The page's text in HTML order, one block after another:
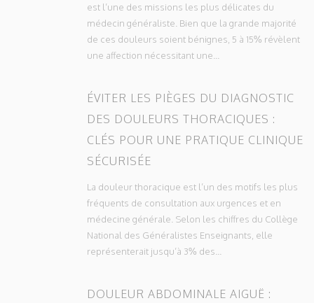
est l’une des missions les plus délicates du
médecin généraliste. Bien que la grande majorité
de ces douleurs soient bénignes, 5 à 15% révèlent
une affection nécessitant une...
ÉVITER LES PIÈGES DU DIAGNOSTIC
DES DOULEURS THORACIQUES :
CLÉS POUR UNE PRATIQUE CLINIQUE
SÉCURISÉE
La douleur thoracique est l’un des motifs les plus
fréquents de consultation aux urgences et en
médecine générale. Selon les chiffres du Collège
National des Généralistes Enseignants, elle
représenterait jusqu’à 3% des...
DOULEUR ABDOMINALE AIGUË :